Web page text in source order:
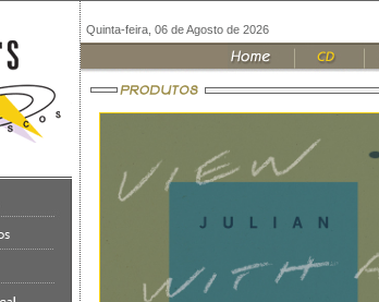
Quinta-feira, 06 de Agosto de 2026